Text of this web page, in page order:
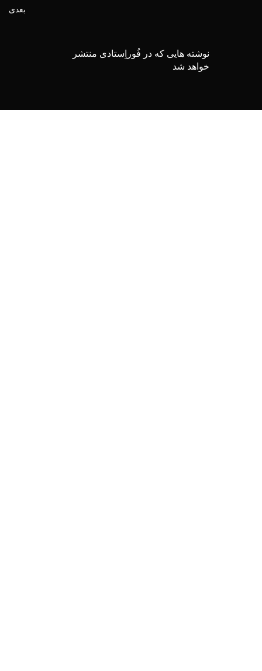
بعدی
نوشته هایی که در فُوراِستادی منتشر
خواهد شد